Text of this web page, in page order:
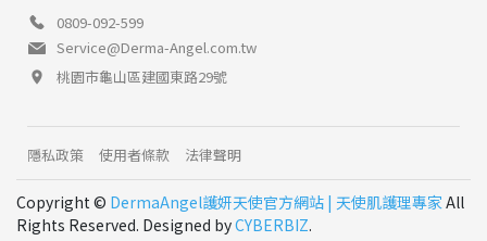
0809-092-599
Service@Derma-Angel.com.tw
桃園市龜山區建國東路29號
隱私政策 使用者條款 法律聲明
Copyright © DermaAngel護妍天使官方網站 | 天使肌護理專家 All
Rights Reserved. Designed byCYBERBIZ.